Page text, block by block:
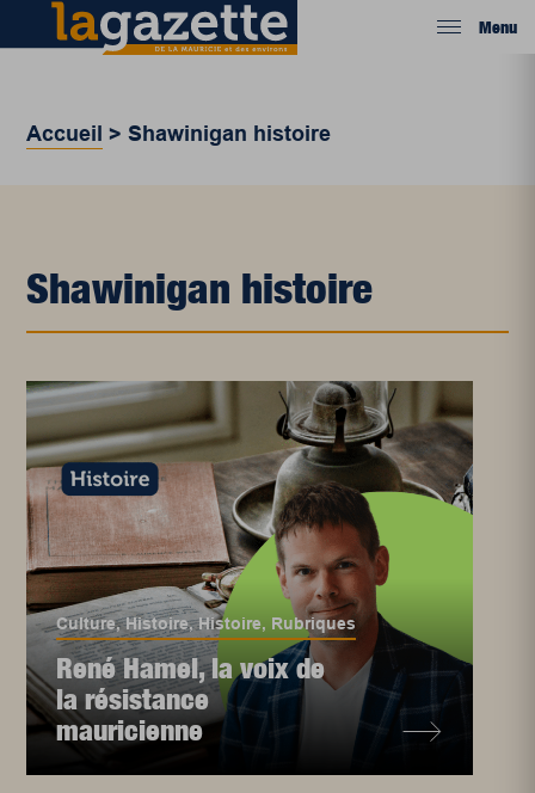
Menu
Accueil >Shawinigan histoire
Shawinigan histoire
Culture,Histoire,Histoire, Rubriques
René Hamel, la voix de
la résistance
mauricienne